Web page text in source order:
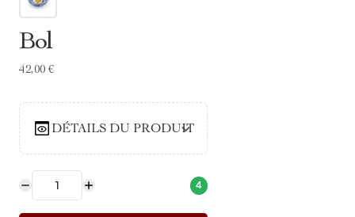
Bol
42,00 €
DÉTAILS DU PRODUIT
4